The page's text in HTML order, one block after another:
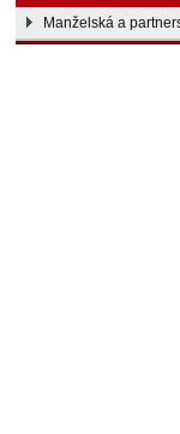
Manželská a